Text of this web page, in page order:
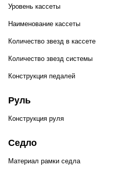
Уровень кассеты
Наименование кассеты
Количество звезд в кассете
Количество звезд системы
Конструкция педалей
Руль
Конструкция руля
Седло
Материал рамки седла